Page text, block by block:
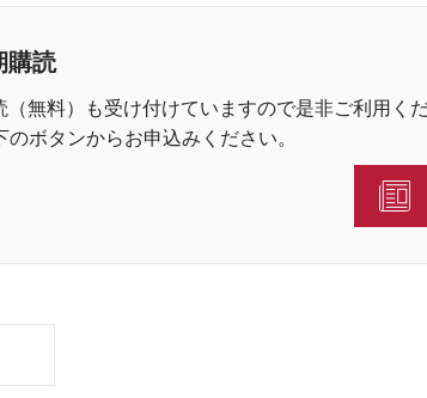
購読
（無料）も受け付けていますので是非ご利用くだ
ボタンからお申込みください。